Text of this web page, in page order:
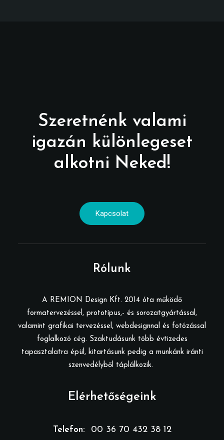
Szeretnénk valami
igazán különlegeset
alkotni Neked!
Kapcsolat
Rólunk
A REMION Design Kft. 2014 óta működő
formatervezéssel, prototípus,- és sorozatgyártással,
valamint grafikai tervezéssel, webdesignnal és fotózással
foglalkozó cég. Szaktudásunk több évtizedes
tapasztalatra épül, kitartásunk pedig a munkánk iránti
szenvedélyből táplálkozik.
Elérhetőségeink
Telefon:
00 36 70 432 38 12